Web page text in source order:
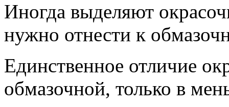
Иногда выделяют
нужно отнести к
Единственное отличие
обмазочной, только в